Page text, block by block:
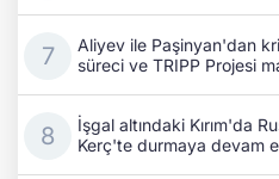
Aliyev ile Paşinyan'dan
süreci ve TRIPP Projesi
İşgal altındaki Kırım'da
Kerç'te durmaya devam